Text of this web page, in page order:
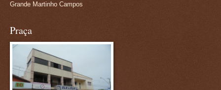
Grande Martinho Campos
Praça